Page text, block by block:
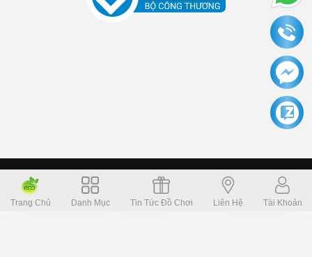
Copyright © 2006 Dochoikinhbac.com Alright reversed. Designed
Dochoikinhbac.vn.cung cấp bởi sapo
Trang Chủ
Danh Mục Tin Tức Đồ Chơi Liên Hệ Tài Khoản